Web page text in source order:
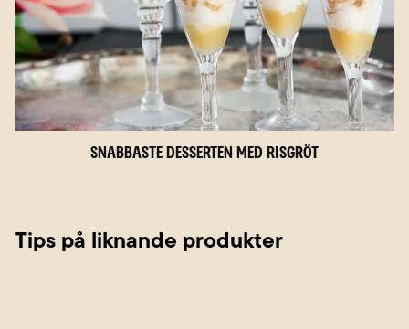
Snabbaste desserten med risgröt
Tips på liknande produkter